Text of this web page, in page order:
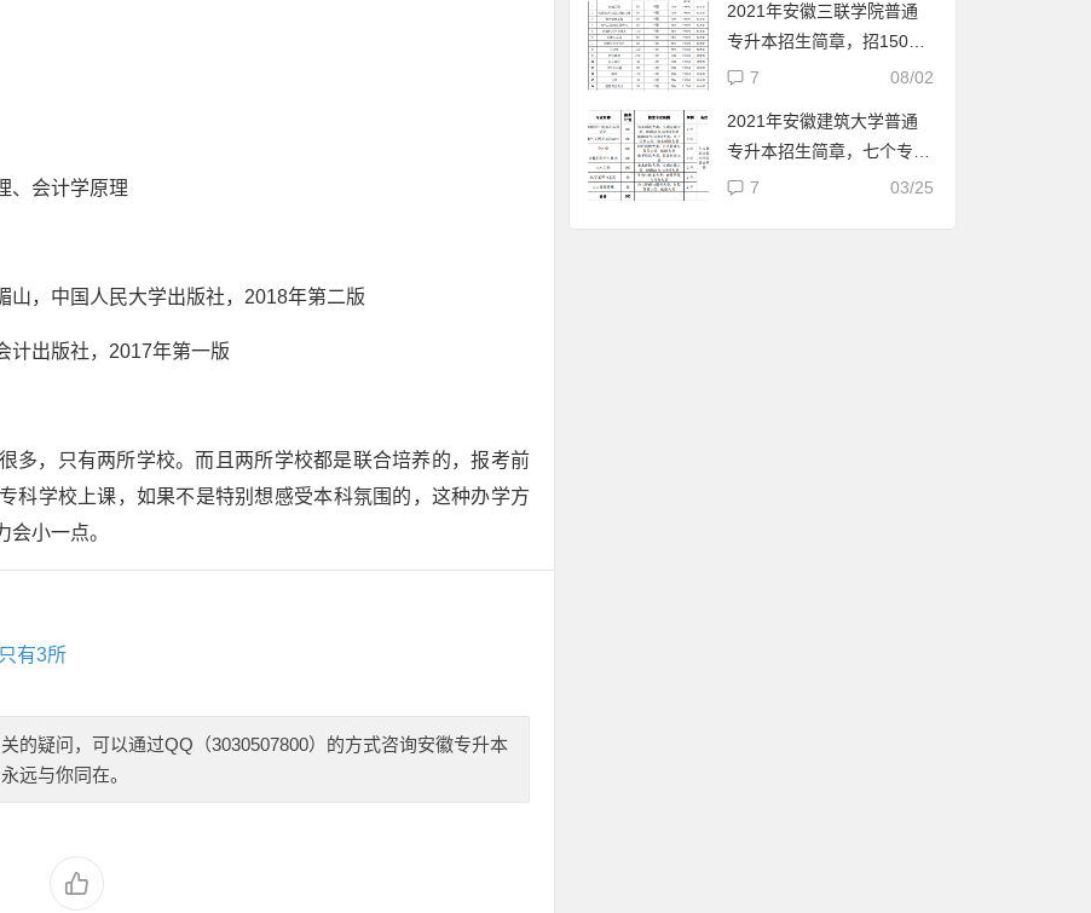
、会计学原理
山，中国人民大学出版社，2018年第二版
计出版社，2017年第一版
多，只有两所学校。而且两所学校都是联合培养的，报考前
科学校上课，如果不是特别想感受本科氛围的，这种办学方
小一点。
有3所
的疑问，可以通过QQ（3030507800）的方式咨询安徽专升本
远与你同在。
2021年安徽三联学院普通
专升本招生简章，招1500
人
08/02
7
2021年安徽建筑大学普通
专升本招生简章，七个专业
都是联合培养
03/25
7